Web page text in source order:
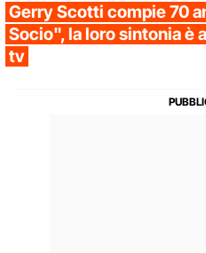
Gerry Scotti compie 70
Socio", la loro sintonia è
tv